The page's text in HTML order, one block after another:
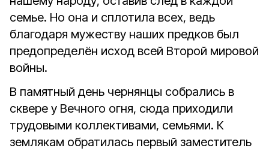
семье. Но она и сплотила всех, ведь
благодаря мужеству наших предков был
предопределён исход всей Второй мировой
войны.
В памятный день чернянцы собрались в
сквере у Вечного огня, сюда приходили
трудовыми коллективами, семьями. К
землякам обратилась первый заместитель